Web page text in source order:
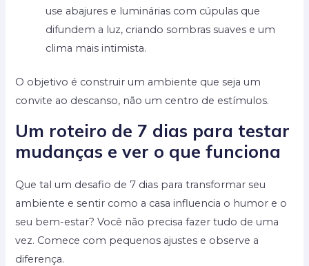
use abajures e luminárias com cúpulas que
difundem a luz, criando sombras suaves e um
clima mais intimista.
O objetivo é construir um ambiente que seja um
convite ao descanso, não um centro de estímulos.
Um roteiro de 7 dias para testar
mudanças e ver o que funciona
Que tal um desafio de 7 dias para transformar seu
ambiente e sentir como a casa influencia o humor e o
seu bem-estar? Você não precisa fazer tudo de uma
vez. Comece com pequenos ajustes e observe a
diferença.